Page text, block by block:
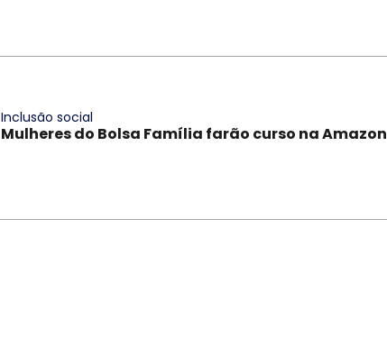
Inclusão social
Mulheres do Bolsa Família farão curso na Amazon